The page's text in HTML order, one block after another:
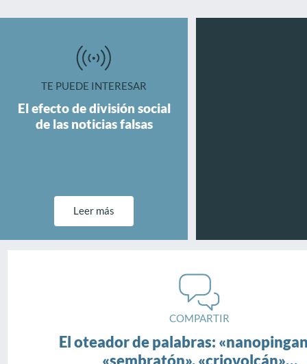
TE PUEDE INTERESAR
El efecto de división social
de las noticias falsas
Leer más
COMPARTIR
El oteador de palabras: